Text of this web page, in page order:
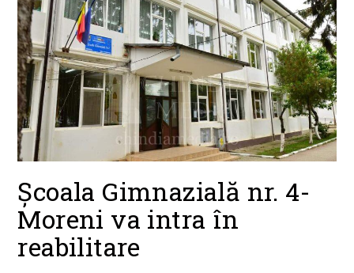
Școala Gimnazială nr. 4-
Moreni va intra în
reabilitare